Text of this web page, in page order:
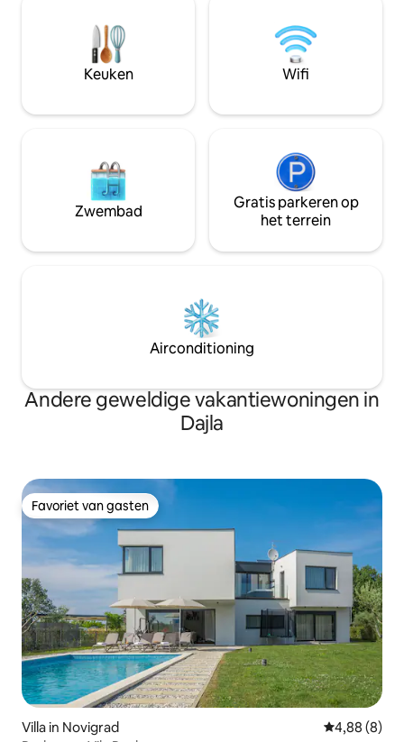
ligt op 2 kilometer (1,2 mijl) van alle
voorzieningen. Het ligt in het centrum
van Istrië, waardoor het een uitstekende
uitvalsbasis is om het hele schiereiland te
voor 2 auto 's.
Kinderen van 12-
Kinderen van 0-
betalen. Houd er rekening mee dat de
aankomst tussen
garanderen).
Keuken Wifi
Zwembad
Gratis parkeren op
het terrein
Airconditioning
Andere geweldige vakantiewoningen in
Dajla
Favoriet van gasten
Favoriet van gasten
Villa in Novigrad Gemiddelde
4,88 (8)